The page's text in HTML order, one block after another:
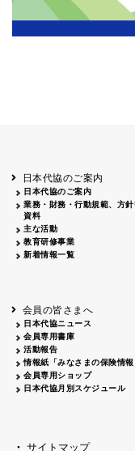
日本代協のご案内
日本代協のご案内
業務・財務・行動規範、方
資料
主な活動
教育研修事業
新着情報一覧
会員の皆さまへ
日本代協ニュース
会員専用書庫
活動報告
情報紙「みなさまの保険情報
会員専用ショップ
日本代協月別スケジュール
サイトマップ